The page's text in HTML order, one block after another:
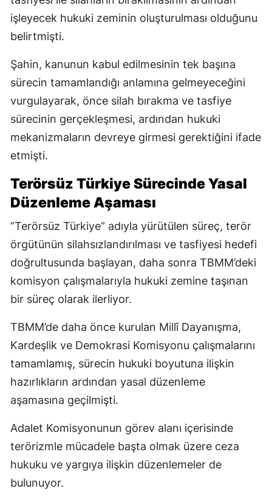
işleyecek hukuki zeminin oluşturulması olduğunu
belirtmişti.
Şahin, kanunun kabul edilmesinin tek başına
sürecin tamamlandığı anlamına gelmeyeceğini
vurgulayarak, önce silah bırakma ve tasfiye
sürecinin gerçekleşmesi, ardından hukuki
mekanizmaların devreye girmesi gerektiğini ifade
etmişti.
Terörsüz Türkiye Sürecinde Yasal
Düzenleme Aşaması
“Terörsüz Türkiye” adıyla yürütülen süreç, terör
örgütünün silahsızlandırılması ve tasfiyesi hedefi
doğrultusunda başlayan, daha sonra TBMM’deki
komisyon çalışmalarıyla hukuki zemine taşınan
bir süreç olarak ilerliyor.
TBMM’de daha önce kurulan Millî Dayanışma,
Kardeşlik ve Demokrasi Komisyonu çalışmalarını
tamamlamış, sürecin hukuki boyutuna ilişkin
hazırlıkların ardından yasal düzenleme
aşamasına geçilmişti.
Adalet Komisyonunun görev alanı içerisinde
terörizmle mücadele başta olmak üzere ceza
hukuku ve yargıya ilişkin düzenlemeler de
bulunuyor.